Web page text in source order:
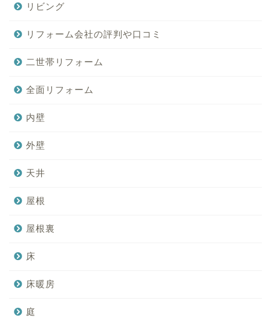
リビング
リフォーム会社の評判や口コミ
二世帯リフォーム
全面リフォーム
内壁
外壁
天井
屋根
屋根裏
床
床暖房
庭